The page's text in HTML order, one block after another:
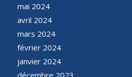
mai 2024
avril 2024
mars 2024
février 2024
janvier 2024
décembre 2023